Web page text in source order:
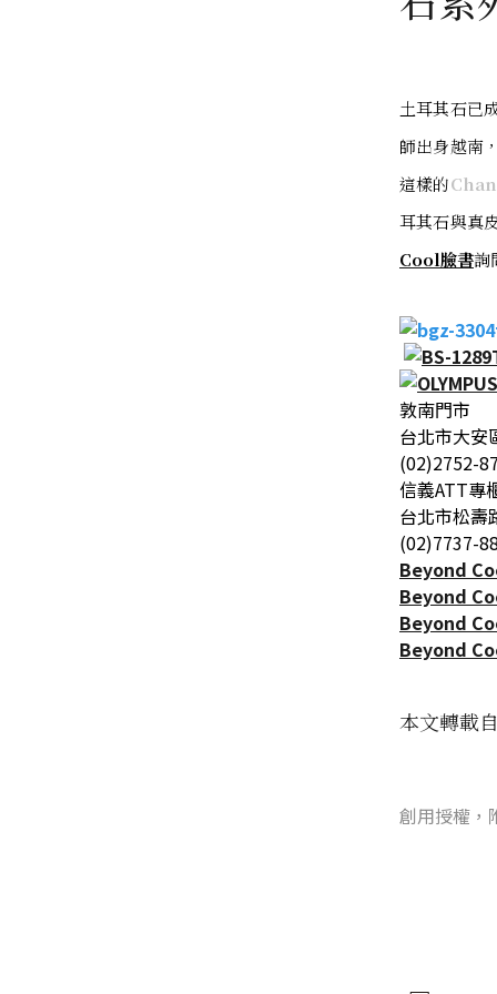
土耳其石已
師出身越南
這樣的
耳其石與真
Cool臉書詢
敦南門市
台北市大安
(02)2752-
信義ATT專
台北市松壽
(02)7737-
Beyond
Beyond
Beyond
Beyond
本文轉載
創用授權，